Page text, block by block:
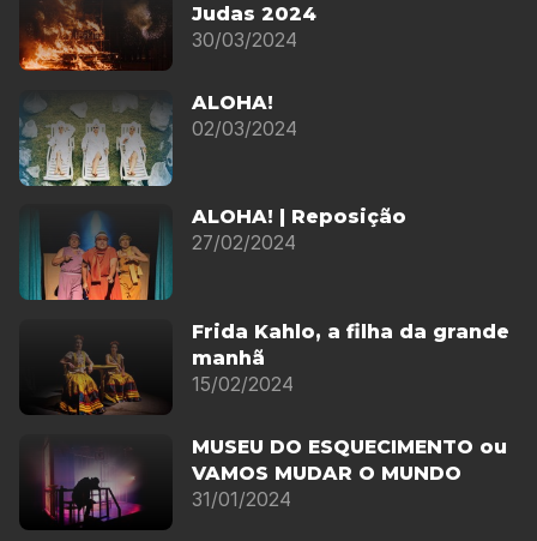
Judas 2024
30/03/2024
ALOHA!
02/03/2024
ALOHA! | Reposição
27/02/2024
Frida Kahlo, a filha da grande
manhã
15/02/2024
MUSEU DO ESQUECIMENTO ou
VAMOS MUDAR O MUNDO
31/01/2024